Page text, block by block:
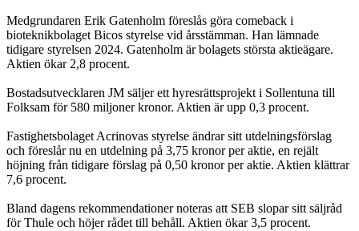
Medgrundaren Erik Gatenholm föreslås göra comeback i
bioteknikbolaget Bicos styrelse vid årsstämman. Han lämnade
tidigare styrelsen 2024. Gatenholm är bolagets största aktieägare.
Aktien ökar 2,8 procent.
Bostadsutvecklaren JM säljer ett hyresrättsprojekt i Sollentuna till
Folksam för 580 miljoner kronor. Aktien är upp 0,3 procent.
Fastighetsbolaget Acrinovas styrelse ändrar sitt utdelningsförslag
och föreslår nu en utdelning på 3,75 kronor per aktie, en rejält
höjning från tidigare förslag på 0,50 kronor per aktie. Aktien klättrar
7,6 procent.
Bland dagens rekommendationer noteras att SEB slopar sitt säljråd
för Thule och höjer rådet till behåll. Aktien ökar 3,5 procent.